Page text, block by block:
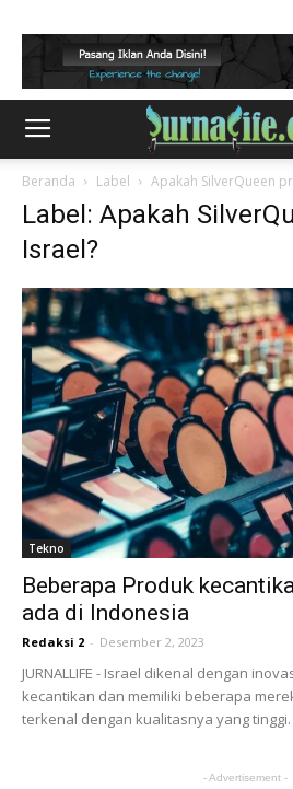
Beranda Label Apakah SilverQueen
Label: Apakah
Israel?
Tekno
Beberapa Produk
ada di Indonesia
Redaksi 2 - Desember 2, 2023
JURNALLIFE - Israel dikenal dengan
kecantikan dan memiliki beberapa
terkenal dengan kualitasnya yang tinggi.
- Advertisement -